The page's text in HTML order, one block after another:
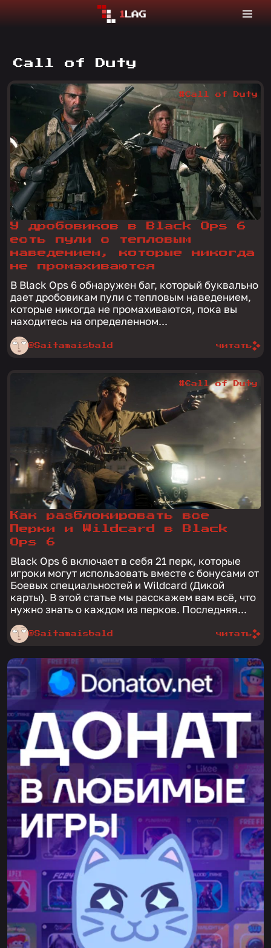
Call of Duty
У дробовиков в Black Ops 6
есть пули с тепловым
наведением, которые никогда
не промахиваются
В Black Ops 6 обнаружен баг, который буквально
дает дробовикам пули с тепловым наведением,
которые никогда не промахиваются, пока вы
находитесь на определенном...
@Saitamaisbald
#Call of Duty
читать
Как разблокировать все
Перки и Wildcard в Black
Ops 6
Black Ops 6 включает в себя 21 перк, которые
игроки могут использовать вместе с бонусами от
Боевых специальностей и Wildcard (Дикой
карты). В этой статье мы расскажем вам всё, что
нужно знать о каждом из перков. Последняя...
@Saitamaisbald
#Call of Duty
читать